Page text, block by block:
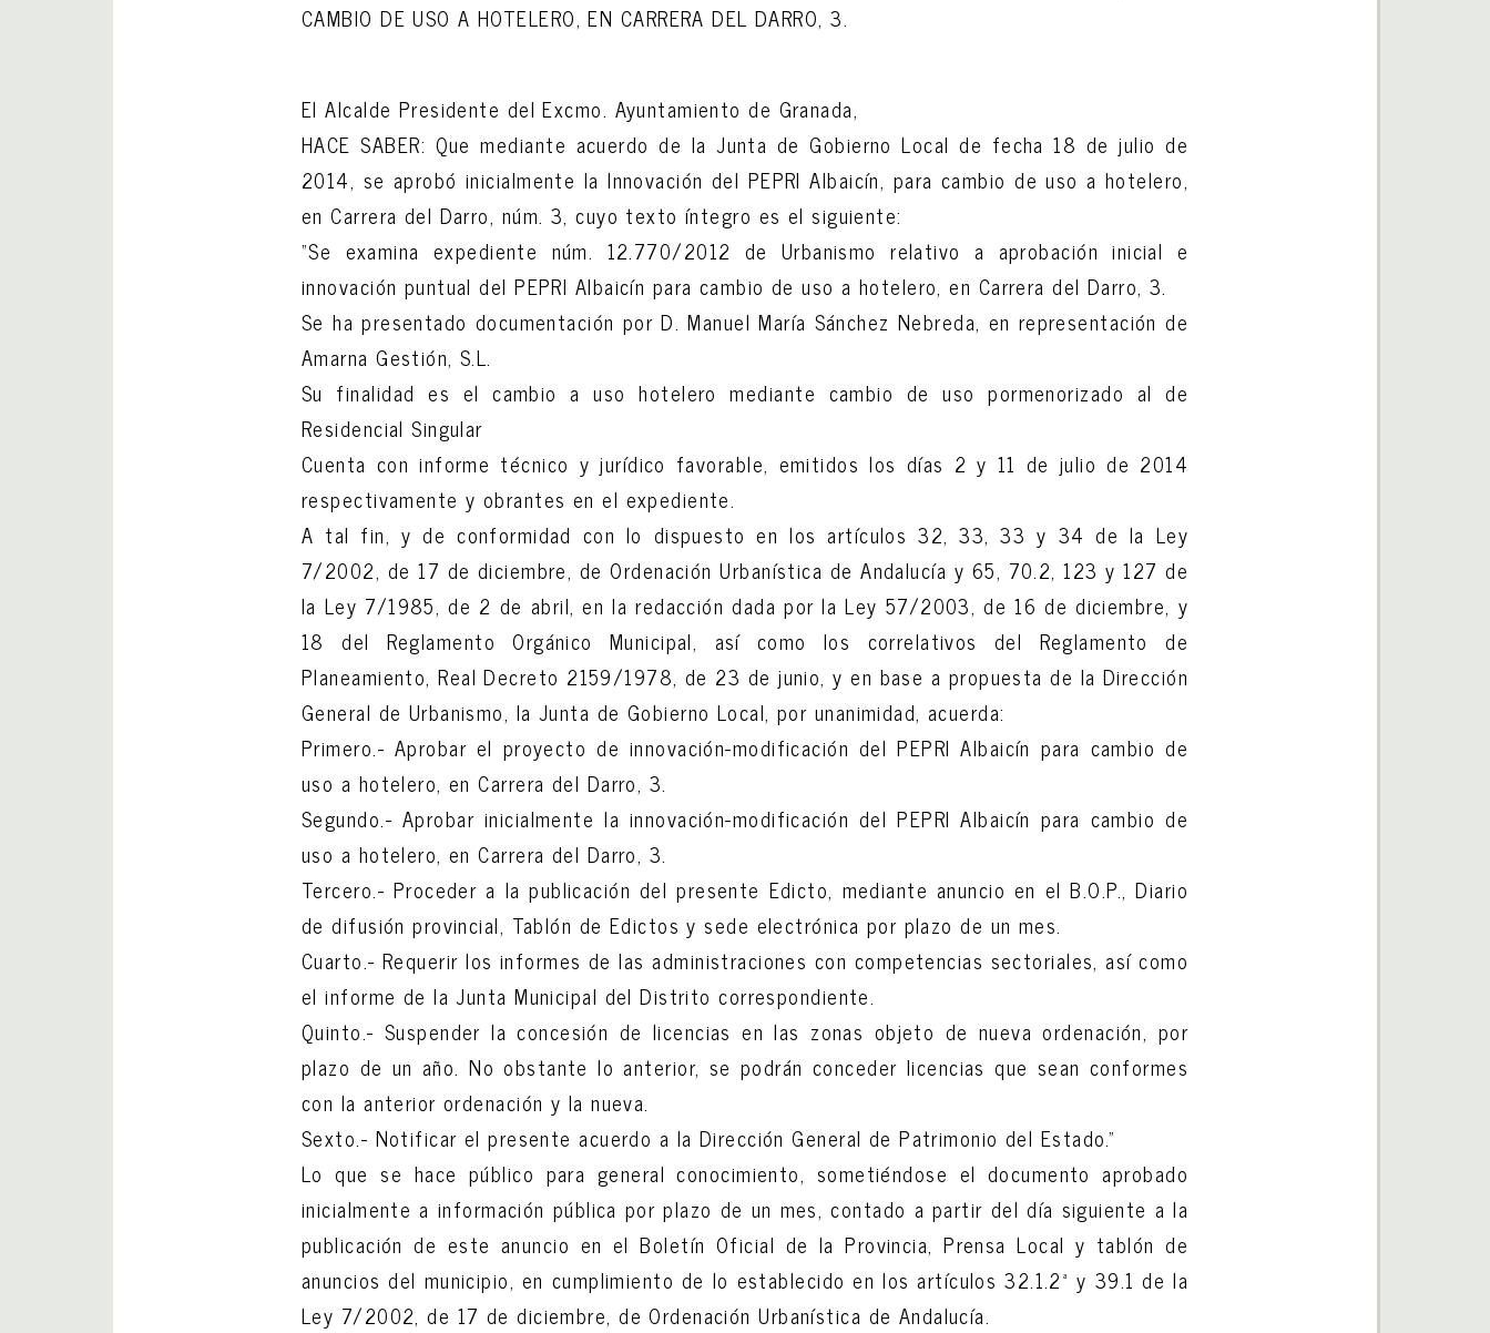
CAMBIO DE USO A HOTELERO, EN CARRERA DEL DARRO, 3.
El Alcalde Presidente del Excmo. Ayuntamiento de Granada,
HACE SABER: Que mediante acuerdo de la Junta de Gobierno Local de fecha 18 de julio de
2014, se aprobó inicialmente la Innovación del PEPRI Albaicín, para cambio de uso a hotelero,
en Carrera del Darro, núm. 3, cuyo texto íntegro es el siguiente:
“Se examina expediente núm. 12.770/2012 de Urbanismo relativo a aprobación inicial e
innovación puntual del PEPRI Albaicín para cambio de uso a hotelero, en Carrera del Darro, 3.
Se ha presentado documentación por D. Manuel María Sánchez Nebreda, en representación de
Amarna Gestión, S.L.
Su finalidad es el cambio a uso hotelero mediante cambio de uso pormenorizado al de
Residencial Singular
Cuenta con informe técnico y jurídico favorable, emitidos los días 2 y 11 de julio de 2014
respectivamente y obrantes en el expediente.
A tal fin, y de conformidad con lo dispuesto en los artículos 32, 33, 33 y 34 de la Ley
7/2002, de 17 de diciembre, de Ordenación Urbanística de Andalucía y 65, 70.2, 123 y 127 de
la Ley 7/1985, de 2 de abril, en la redacción dada por la Ley 57/2003, de 16 de diciembre, y
18 del Reglamento Orgánico Municipal, así como los correlativos del Reglamento de
Planeamiento, Real Decreto 2159/1978, de 23 de junio, y en base a propuesta de la Dirección
General de Urbanismo, la Junta de Gobierno Local, por unanimidad, acuerda:
Primero.- Aprobar el proyecto de innovación-modificación del PEPRI Albaicín para cambio de
uso a hotelero, en Carrera del Darro, 3.
Segundo.- Aprobar inicialmente la innovación-modificación del PEPRI Albaicín para cambio de
uso a hotelero, en Carrera del Darro, 3.
Tercero.- Proceder a la publicación del presente Edicto, mediante anuncio en el B.O.P., Diario
de difusión provincial, Tablón de Edictos y sede electrónica por plazo de un mes.
Cuarto.- Requerir los informes de las administraciones con competencias sectoriales, así como
el informe de la Junta Municipal del Distrito correspondiente.
Quinto.- Suspender la concesión de licencias en las zonas objeto de nueva ordenación, por
plazo de un año. No obstante lo anterior, se podrán conceder licencias que sean conformes
con la anterior ordenación y la nueva.
Sexto.- Notificar el presente acuerdo a la Dirección General de Patrimonio del Estado.”
Lo que se hace público para general conocimiento, sometiéndose el documento aprobado
inicialmente a información pública por plazo de un mes, contado a partir del día siguiente a la
publicación de este anuncio en el Boletín Oficial de la Provincia, Prensa Local y tablón de
anuncios del municipio, en cumplimiento de lo establecido en los artículos 32.1.2ª y 39.1 de la
Ley 7/2002, de 17 de diciembre, de Ordenación Urbanística de Andalucía.